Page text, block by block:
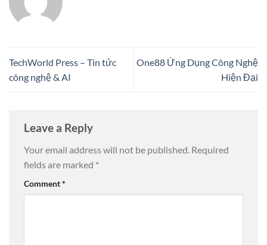
TechWorld Press – Tin tức
công nghệ & AI
One88 Ứng Dụng Công Nghệ
Hiện Đại
Leave a Reply
Your email address will not be published. Required
fields are marked *
Comment*